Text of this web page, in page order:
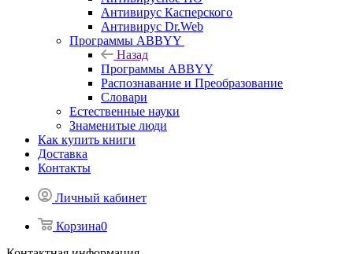
Антивирус Касперского
Антивирус Dr.Web
Программы ABBYY
Назад
Программы ABBYY
Распознавание и Преобразование
Словари
Естественные науки
Знаменитые люди
Как купить книги
Доставка
Контакты
Личный кабинет
Корзина0